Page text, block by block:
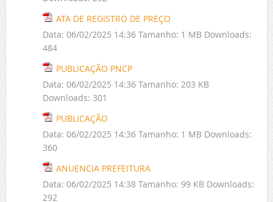
ATA DE REGISTRO DE PREÇO
Data: 06/02/2025 14:36 Tamanho: 1 MB Downloads:
484
PUBLICAÇÃO PNCP
Data: 06/02/2025 14:36 Tamanho: 203 KB
Downloads: 301
PUBLICAÇÃO
Data: 06/02/2025 14:36 Tamanho: 1 MB Downloads:
360
ANUENCIA PREFEITURA
Data: 06/02/2025 14:38 Tamanho: 99 KB Downloads:
292